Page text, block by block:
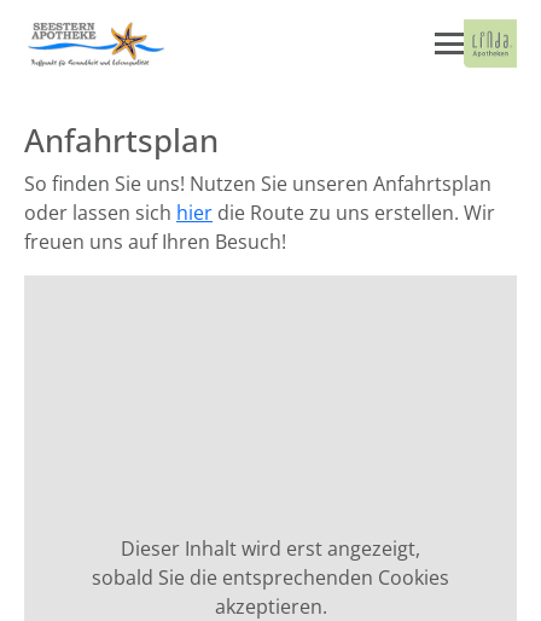
Anfahrtsplan
So finden Sie uns! Nutzen Sie unseren Anfahrtsplan
oder lassen sich hier die Route zu uns erstellen. Wir
freuen uns auf Ihren Besuch!
Dieser Inhalt wird erst angezeigt,
sobald Sie die entsprechenden Cookies
akzeptieren.